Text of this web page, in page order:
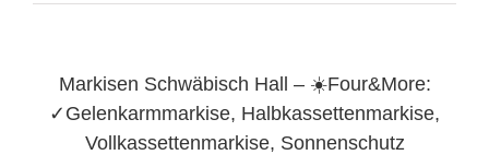
Markisen Schwäbisch Hall – ☀️Four&More:
✓Gelenkarmmarkise, Halbkassettenmarkise,
Vollkassettenmarkise, Sonnenschutz